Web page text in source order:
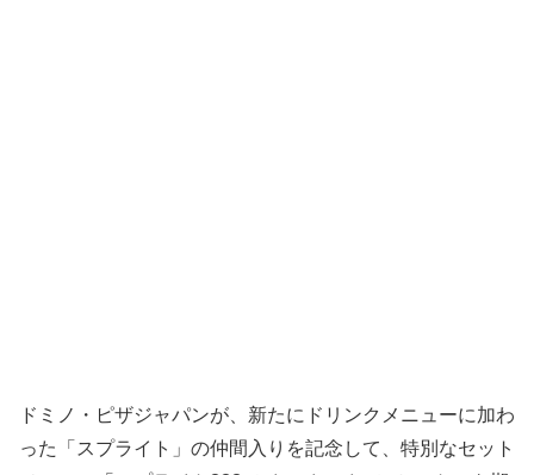
ドミノ・ピザジャパンが、新たにドリンクメニューに加わ
った「スプライト」の仲間入りを記念して、特別なセット